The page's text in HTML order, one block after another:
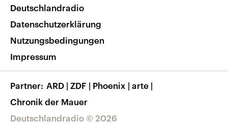
Nachrichten App
Frequenzen
Veranstaltungen
Musikliste
RSS
Barrierefreiheit
Deutschlandradio © 2026
Deutschlandradio
Datenschutzerklärung
Nutzungsbedingungen
Impressum
Partner ARD | ZDF | Phoenix | arte |
Chronik der Mauer